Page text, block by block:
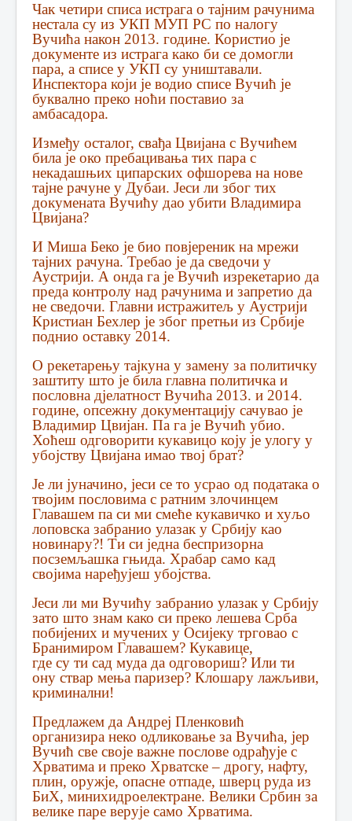
Чак четири списа истрага о тајним рачунима
нестала су из УКП МУП РС по налогу
Вучића након 2013. године. Користио је
документе из истрага како би се домогли
пара, а списе у УКП су уништавали.
Инспектора који је водио списе Вучић је
буквално преко ноћи поставио за
амбасадора.
Између осталог, свађа Цвијана с Вучићем
била је око пребацивања тих пара с
некадашњих ципарских офшорева на нове
тајне рачуне у Дубаи. Јеси ли због тих
докумената Вучићу дао убити Владимира
Цвијана?
И Миша Беко је био повјереник на мрежи
тајних рачуна. Требао је да сведочи у
Аустрији. А онда га је Вучић изрекетарио да
преда контролу над рачунима и запретио да
не сведочи. Главни истражитељ у Аустрији
Кристиан Бехлер је због претњи из Србије
поднио оставку 2014.
О рекетарењу тајкуна у замену за политичку
заштиту што је била главна политичка и
пословна дјелатност Вучића 2013. и 2014.
године, опсежну документацију сачувао је
Владимир Цвијан. Па га је Вучић убио.
Хоћеш одговорити кукавицо коју је улогу у
убојству Цвијана имао твој брат?
Је ли јуначино, јеси се то усрао од података о
твојим пословима с ратним злочинцем
Главашем па си ми смеће кукавичко и хуљо
лоповска забранио улазак у Србију као
новинару?! Ти си једна беспризорна
посземљашка гњида. Храбар само кад
својима наређујеш убојства.
Јеси ли ми Вучићу забранио улазак у Србију
зато што знам како си преко лешева Срба
побијених и мучених у Осијеку трговао с
Бранимиром Главашем? Кукавице,
где су ти сад муда да одговориш? Или ти
ону ствар мења паризер? Клошару лажљиви,
криминални!
Предлажем да Андреј Пленковић
организира неко одликовање за Вучића, јер
Вучић све своје важне послове одрађује с
Хрватима и преко Хрватске – дрогу, нафту,
плин, оружје, опасне отпаде, шверц руда из
БиХ, минихидроелектране. Велики Србин за
велике паре верује само Хрватима.